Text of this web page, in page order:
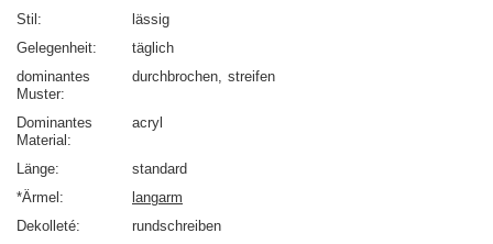
Stil
lässig
Gelegenheit
täglich
dominantes
Muster
durchbrochen streifen
Dominantes
Material
acryl
Länge
standard
*Ärmel
langarm
Dekolleté
rundschreiben